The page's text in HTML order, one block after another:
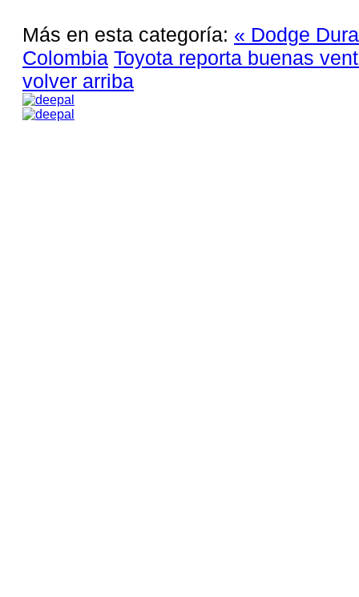
Más en esta categoría: « Dodge
Colombia Toyota reporta buenas
volver arriba